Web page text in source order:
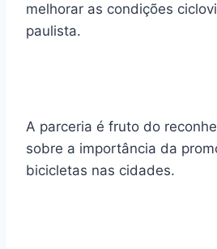
melhorar as condições
paulista.
A parceria é fruto do
sobre a importância da
bicicletas nas cidades.